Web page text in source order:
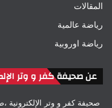
المقالات
رياضة عالمية
رياضة اوروبية
عن صحيفة كفر و وتر
صحيفة كفر و وتر